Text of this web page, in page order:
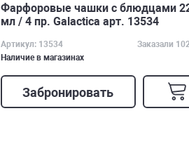
Фарфоровые чашки с блюдцами
мл / 4 пр. Galactica арт. 13534
Артикул: 13534
Заказали
Наличие в магазинах
Забронировать